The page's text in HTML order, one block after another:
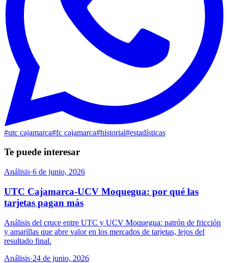
#utc cajamarca#fc cajamarca#historial#estadísticas
Te puede interesar
Análisis·6 de junio, 2026
UTC Cajamarca-UCV Moquegua: por qué las
tarjetas pagan más
Análisis del cruce entre UTC y UCV Moquegua: patrón de fricción
y amarillas que abre valor en los mercados de tarjetas, lejos del
resultado final.
Análisis·24 de junio, 2026